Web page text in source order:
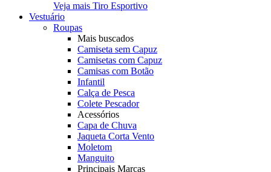
Veja mais Tiro Esportivo
Vestuário
Roupas
Mais buscados
Camiseta sem Capuz
Camisetas com Capuz
Camisas com Botão
Infantil
Calça de Pesca
Colete Pescador
Acessórios
Capa de Chuva
Jaqueta Corta Vento
Moletom
Manguito
Principais Marcas